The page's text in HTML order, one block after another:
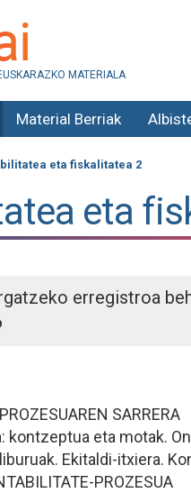
MATERIALA
Material Berriak
eta fiskalitatea 2
eta
erregistroa
SARRERA
kontzeptua eta motak.
Ekitaldi-itxiera.
PROZESUA